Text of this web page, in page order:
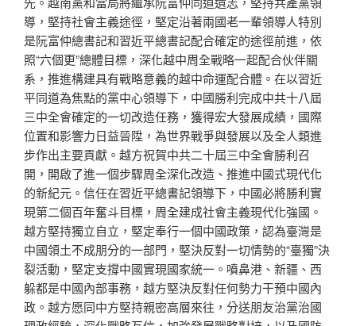
導，堅持社會主義途徑，堅定沿著兩國老一輩領導人特別
是阮富仲總書記和習近平總書記配合確定的途徑前進，依
照“六個更”總體目標，深化越中周全戰略一起配合伙伴關
系，推進構建具有戰略意義的越中命運配合體。在以習近
平同道為焦點的黨中心領導下，中國勝利完成中共十八屆
三中全會確定的一切改造任務，獲得宏大發展成績，國際
位置和影響力日益晉陞，為世界戰爭與發展以及全人類進
步作出主要貢獻。越方祝賀中共二十屆三中全會勝利召
開，開啟了進一個步驟周全深化改造、推進中國式現代化
的新紀元。信任在習近平總書記領導下，中國必將勝利實
現第二個百年奮斗目標，周全建成社會主義現代化強國。
越方堅持獨立自立，堅定奉行一個中國政策，認為臺灣是
中國領土不成朋分的一部門，堅決反對一切情勢的“臺獨”決
裂活動，堅定支撐中國實現國家統一。噴鼻港、新疆、西
躲都是中國內部事務，越方堅決反對任何勢力干預中國內
政。越方愿同中方堅持親密高層來往，分送朋友治黨治國